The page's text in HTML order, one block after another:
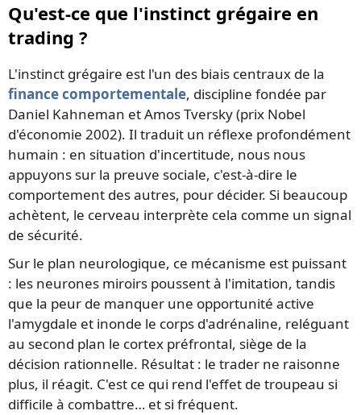
Qu'est-ce que l'instinct grégaire en
trading ?
L'instinct grégaire est l'un des biais centraux de la
finance comportementale, discipline fondée par
Daniel Kahneman et Amos Tversky (prix Nobel
d'économie 2002). Il traduit un réflexe profondément
humain : en situation d'incertitude, nous nous
appuyons sur la preuve sociale, c'est-à-dire le
comportement des autres, pour décider. Si beaucoup
achètent, le cerveau interprète cela comme un signal
de sécurité.
Sur le plan neurologique, ce mécanisme est puissant
: les neurones miroirs poussent à l'imitation, tandis
que la peur de manquer une opportunité active
l'amygdale et inonde le corps d'adrénaline, reléguant
au second plan le cortex préfrontal, siège de la
décision rationnelle. Résultat : le trader ne raisonne
plus, il réagit. C'est ce qui rend l'effet de troupeau si
difficile à combattre… et si fréquent.